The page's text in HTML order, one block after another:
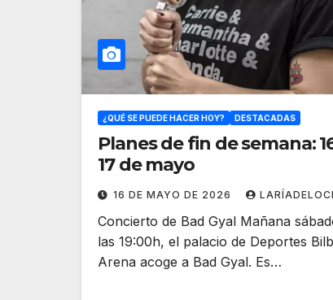
¿QUÉ SE PUEDE HACER HOY? DESTACADAS
Planes de fin de semana:
17 de mayo
16 DE MAYO DE 2026
Concierto de Bad Gyal Mañana
las 19:00h, el palacio de Deportes
Arena acoge a Bad Gyal. Es…